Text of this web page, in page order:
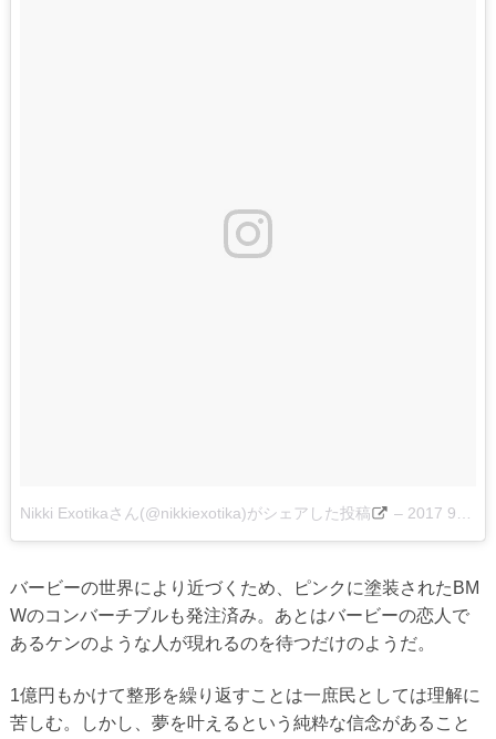
Nikki Exotikaさん(@nikkiexotika)がシェアした投稿 – 2017 9月 11 12:14午後 PDT
バービーの世界により近づくため、ピンクに塗装されたBM
Wのコンバーチブルも発注済み。あとはバービーの恋人で
あるケンのような人が現れるのを待つだけのようだ。
1億円もかけて整形を繰り返すことは一庶民としては理解に
苦しむ。しかし、夢を叶えるという純粋な信念があること